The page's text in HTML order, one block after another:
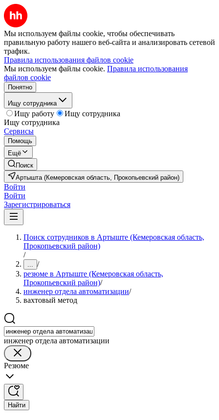
Мы используем файлы cookie, чтобы обеспечивать
правильную работу нашего веб-сайта и анализировать сетевой
трафик.
Правила использования файлов cookie
Мы используем файлы cookie. Правила использования
файлов cookie
Понятно
Ищу сотрудника
Ищу работу
Ищу сотрудника
Ищу сотрудника
Сервисы
Помощь
Ещё
Поиск
Артышта (Кемеровская область, Прокопьевский район)
Войти
Войти
Зарегистрироваться
Поиск сотрудников в Артыште (Кемеровская область,
Прокопьевский район)
/
... /
резюме в Артыште (Кемеровская область,
Прокопьевский район)/
инженер отдела автоматизации/
вахтовый метод
инженер отдела автоматизации
Резюме
Найти